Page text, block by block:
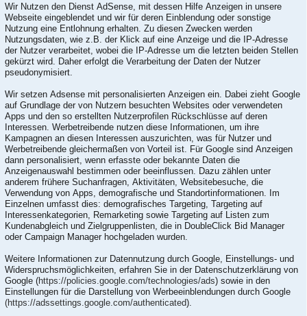
Wir Nutzen den Dienst AdSense, mit dessen Hilfe Anzeigen in unsere
Webseite eingeblendet und wir für deren Einblendung oder sonstige
Nutzung eine Entlohnung erhalten. Zu diesen Zwecken werden
Nutzungsdaten, wie z.B. der Klick auf eine Anzeige und die IP-Adresse
der Nutzer verarbeitet, wobei die IP-Adresse um die letzten beiden Stellen
gekürzt wird. Daher erfolgt die Verarbeitung der Daten der Nutzer
pseudonymisiert.
Wir setzen Adsense mit personalisierten Anzeigen ein. Dabei zieht Google
auf Grundlage der von Nutzern besuchten Websites oder verwendeten
Apps und den so erstellten Nutzerprofilen Rückschlüsse auf deren
Interessen. Werbetreibende nutzen diese Informationen, um ihre
Kampagnen an diesen Interessen auszurichten, was für Nutzer und
Werbetreibende gleichermaßen von Vorteil ist. Für Google sind Anzeigen
dann personalisiert, wenn erfasste oder bekannte Daten die
Anzeigenauswahl bestimmen oder beeinflussen. Dazu zählen unter
anderem frühere Suchanfragen, Aktivitäten, Websitebesuche, die
Verwendung von Apps, demografische und Standortinformationen. Im
Einzelnen umfasst dies: demografisches Targeting, Targeting auf
Interessenkategorien, Remarketing sowie Targeting auf Listen zum
Kundenabgleich und Zielgruppenlisten, die in DoubleClick Bid Manager
oder Campaign Manager hochgeladen wurden.
Weitere Informationen zur Datennutzung durch Google, Einstellungs- und
Widerspruchsmöglichkeiten, erfahren Sie in der Datenschutzerklärung von
Google (https://policies.google.com/technologies/ads) sowie in den
Einstellungen für die Darstellung von Werbeeinblendungen durch Google
(https://adssettings.google.com/authenticated).